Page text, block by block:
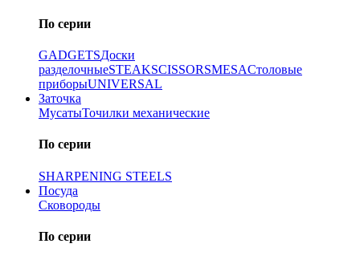
По серии
GADGETSДоски
разделочныеSTEAKSCISSORSMESAСтоловые
приборыUNIVERSAL
Заточка
МусатыТочилки механические
По серии
SHARPENING STEELS
Посуда
Сковороды
По серии